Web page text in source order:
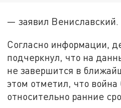
— заявил Вениславский.
Согласно информации,
подчеркнул, что на
не завершится в
этом отметил, что
относительно ранние